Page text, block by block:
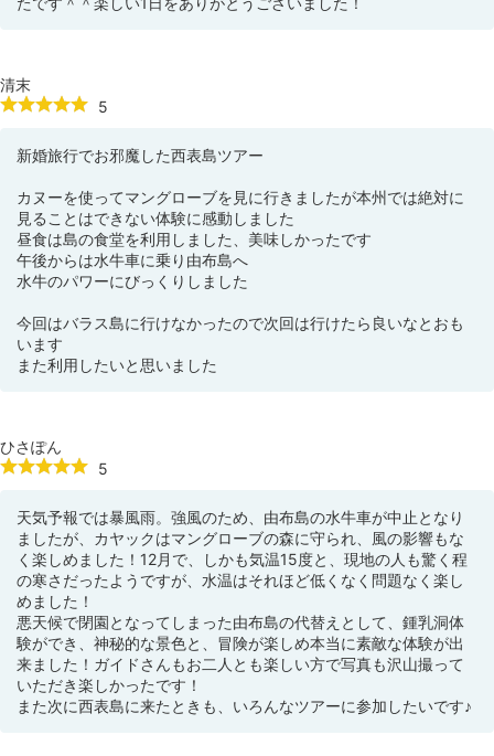
清末
5
新婚旅行でお邪魔した西表島ツアー
カヌーを使ってマングローブを見に行きましたが本州では絶対に
見ることはできない体験に感動しました
昼食は島の食堂を利用しました、美味しかったです
午後からは水牛車に乗り由布島へ
水牛のパワーにびっくりしました
今回はバラス島に行けなかったので次回は行けたら良いなとおも
います
また利用したいと思いました
ひさぽん
5
天気予報では暴風雨。強風のため、由布島の水牛車が中止となり
ましたが、カヤックはマングローブの森に守られ、風の影響もな
く楽しめました！12月で、しかも気温15度と、現地の人も驚く程
の寒さだったようですが、水温はそれほど低くなく問題なく楽し
めました！
悪天候で閉園となってしまった由布島の代替えとして、鍾乳洞体
験ができ、神秘的な景色と、冒険が楽しめ本当に素敵な体験が出
来ました！ガイドさんもお二人とも楽しい方で写真も沢山撮って
いただき楽しかったです！
また次に西表島に来たときも、いろんなツアーに参加したいです♪